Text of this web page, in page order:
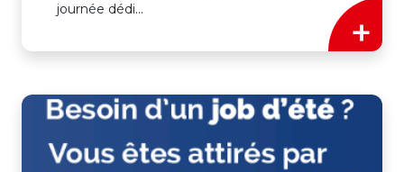
+
journée dédi...